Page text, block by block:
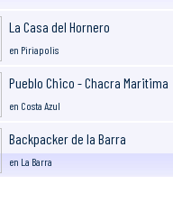
La Casa del Hornero
en Piriapolis
Pueblo Chico - Chacra Maritima
en Costa Azul
Backpacker de la Barra
en La Barra